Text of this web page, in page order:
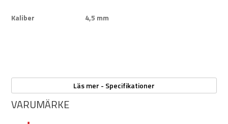
Kaliber 4,5 mm
Kaliber 4,5 mm (.177) Steel BB
Läs mer - Specifikationer
VARUMÄRKE